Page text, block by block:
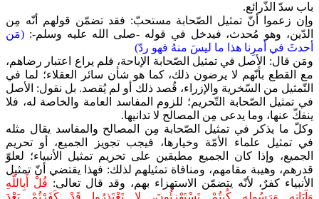
باب سدّ الذّرائع.
وإن زعموا أنّ تمثيل الصّحابة مستحبّ: فقد تضمّن قولهم أنّه مِن
الدّين، وهو مُحدث، فيدخل في قوله -صلى الله عليه وسلم-: (مَن
أحدثَ في أمرِنا هذا ما ليسَ منهُ فهو ردّ)
ومَن قال: الأصل في تمثيل الصّحابة الإباحة، فلم يراع اعتبار رضاهم،
مع القطع بأنّهم لا يرضون ذلك، كما هو شأن سائر العقلاء؛ لما في
التّمثيل من السّخرية والإزراء، قُصد ذلك أو لم يُقصد. بل نقول: الأصل
في تمثيل الصّحابة التّحريم؛ للزوم المفاسد العامة والخاصة له، فلا
ينفكّ عنها، وما يدعى مِن المصالح لا تدانيها.
وكلّ ما يذكر في تمثيل الصّحابة مِن المصالح والمفاسد يقال مثله
في تمثيل علماء الأمّة وخيارها، فيجب تجويز الجميع، أو تحريم
الجميع، وإذا كان الجميع مطبقين على تحريم تمثيل الأنبياء؛ لعلوّ
قدرهم، وهيبة مقامهم، ومنافاة تمثيلهم لذلك: فهذا يقتضي أنّ تمثيل
الأنبياء كفرٌ، لأنّه يتضمّن الاستهزاء بهم، وقد قال تعالى: قُلْ أَبِاللَّهِ
وَآيَاتِهِ وَرَسُولِهِ كُنتُمْ تَسْتَهْزِئُونَ، لا تَعْتَذِرُوا قَدْ كَفَرْتُمْ بَعْدَ